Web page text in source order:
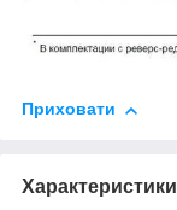
Приховати
Характеристики